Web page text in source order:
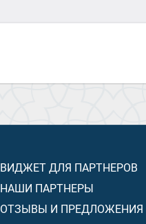
ВИДЖЕТ ДЛЯ ПАРТНЕРОВ
НАШИ ПАРТНЕРЫ
ОТЗЫВЫ И ПРЕДЛОЖЕНИЯ